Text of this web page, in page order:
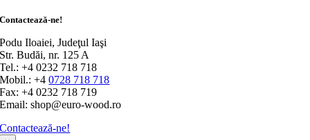
Contactează-ne!
Podu Iloaiei, Judeţul Iaşi
Str. Budăi, nr. 125 A
Tel.: +4 0232 718 718
Mobil.: +40728 718 718
Fax: +4 0232 718 719
Email: shop@euro-wood.ro
Contactează-ne!